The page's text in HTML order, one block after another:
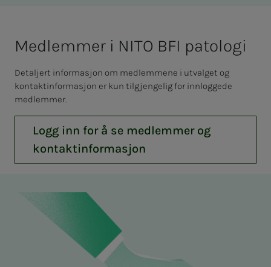
Med­­­­­lem­­­mer i NITO BFI pa­to­lo­­­gi
Detaljert informasjon om medlemmene i utvalget og
kontaktinformasjon er kun tilgjengelig for innloggede
medlemmer.
Logg inn for å se medlemmer og
kontaktinformasjon